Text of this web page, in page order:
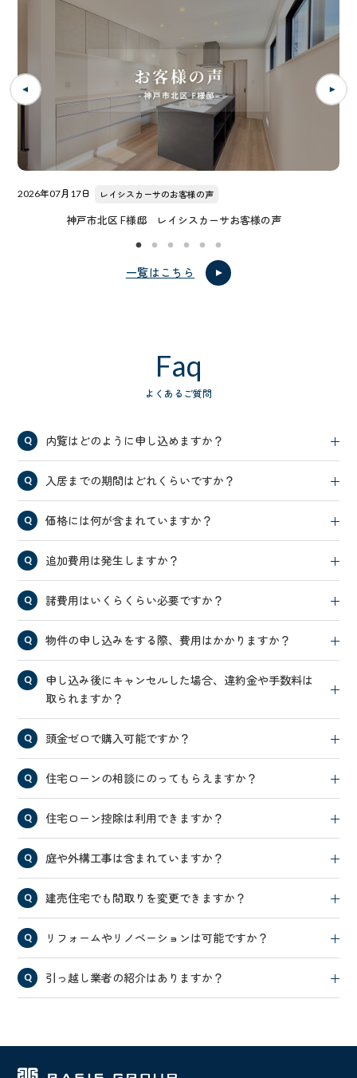
2026年07月17日 レイシスカーサのお客様の声
神戸市北区 F様邸 レイシスカーサお客様の声
一覧はこちら
Faq
よくあるご質問
内覧はどのように申し込めますか？
入居までの期間はどれくらいですか？
価格には何が含まれていますか？
追加費用は発生しますか？
諸費用はいくらくらい必要ですか？
物件の申し込みをする際、費用はかかりますか？
申し込み後にキャンセルした場合、違約金や手数料は
取られますか？
頭金ゼロで購入可能ですか？
住宅ローンの相談にのってもらえますか？
住宅ローン控除は利用できますか？
庭や外構工事は含まれていますか？
建売住宅でも間取りを変更できますか？
リフォームやリノベーションは可能ですか？
引っ越し業者の紹介はありますか？